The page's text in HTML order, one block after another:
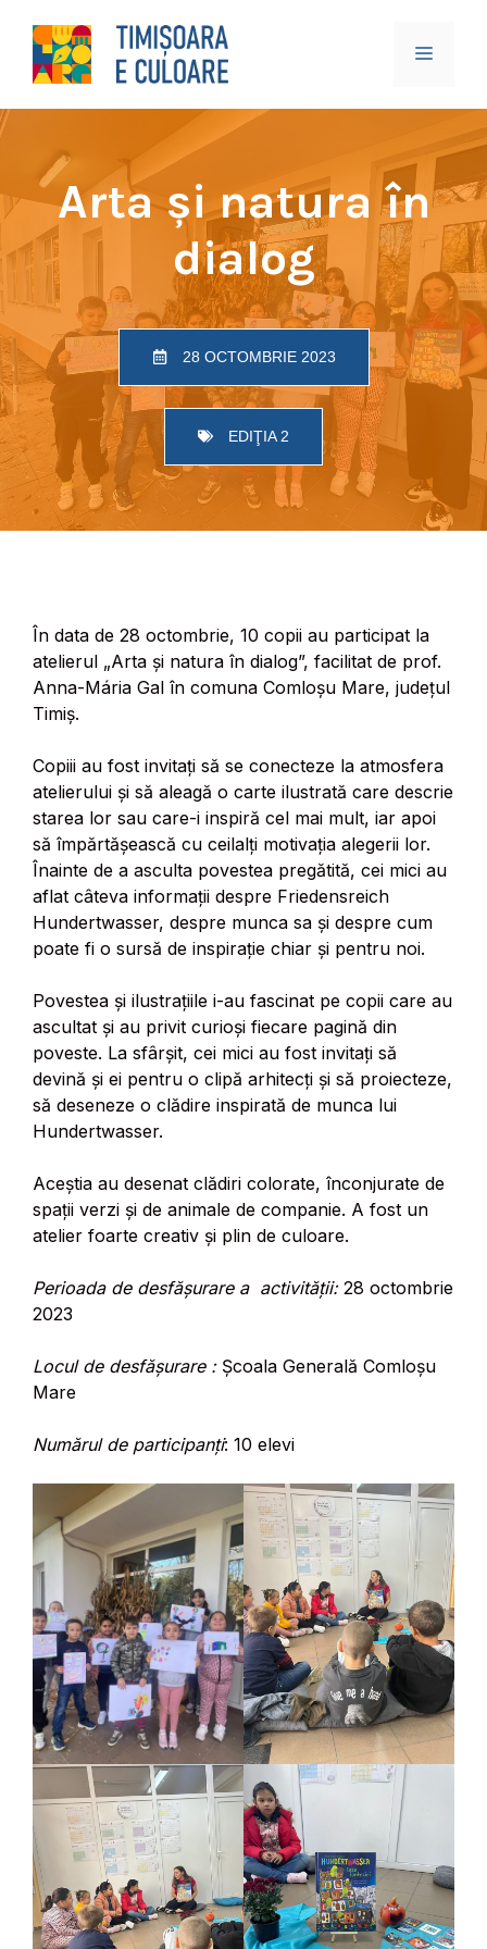
conținut
Meniu
Arta și natura în
dialog
28 OCTOMBRIE 2023
EDIŢIA 2
În data de 28 octombrie, 10 copii au participat la
atelierul „Arta și natura în dialog”, facilitat de prof.
Anna-Mária Gal în comuna Comloșu Mare, județul
Timiș.
Copiii au fost invitați să se conecteze la atmosfera
atelierului și să aleagă o carte ilustrată care descrie
starea lor sau care-i inspiră cel mai mult, iar apoi
să împărtășească cu ceilalți motivația alegerii lor.
Înainte de a asculta povestea pregătită, cei mici au
aflat câteva informații despre Friedensreich
Hundertwasser, despre munca sa și despre cum
poate fi o sursă de inspirație chiar și pentru noi.
Povestea și ilustrațiile i-au fascinat pe copii care au
ascultat și au privit curioși fiecare pagină din
poveste. La sfârșit, cei mici au fost invitați să
devină și ei pentru o clipă arhitecți și să proiecteze,
să deseneze o clădire inspirată de munca lui
Hundertwasser.
Aceștia au desenat clădiri colorate, înconjurate de
spații verzi și de animale de companie. A fost un
atelier foarte creativ și plin de culoare.
Perioada de desfășurare a activității: 28 octombrie
2023
Locul de desfășurare : Școala Generală Comloșu
Mare
Numărul de participanți: 10 elevi